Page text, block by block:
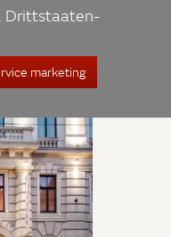
Drittstaaten-
marketing